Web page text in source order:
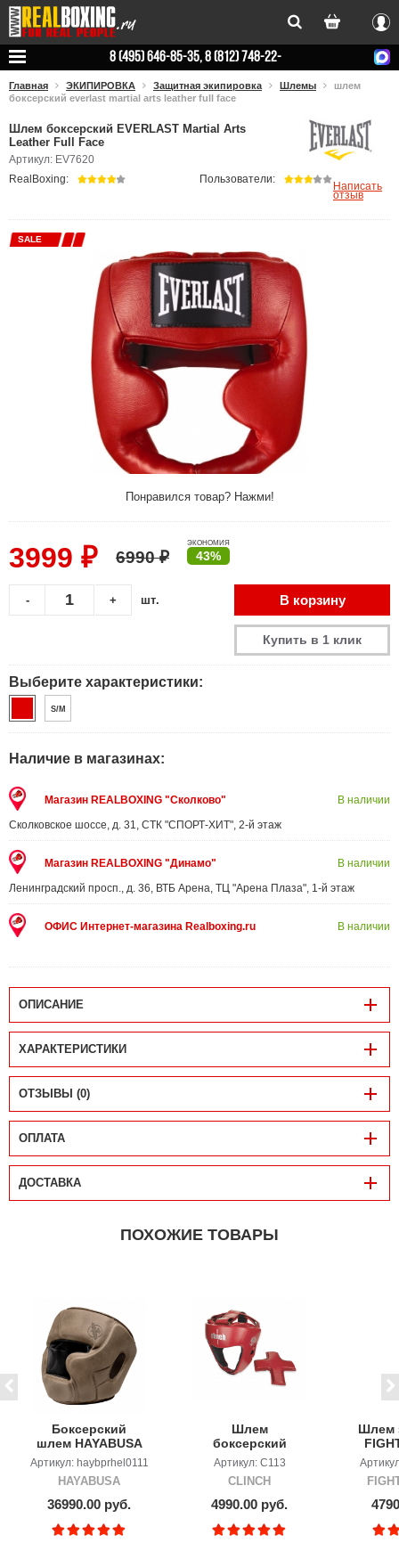
Вход
8 (495) 646-85-35, 8 (812) 748-22-
Главная ЭКИПИРОВКА Защитная экипировка Шлемы
шлем
боксерский everlast martial arts leather full face
Шлем боксерский EVERLAST Martial Arts
Leather Full Face
Артикул: EV7620
SALE
Понравился товар? Нажми!
RealBoxing: Пользователи:
Написать
отзыв
3999 ₽ 6990 ₽
ЭКОНОМИЯ
43%
+
- шт. В корзину
Купить в 1 клик
Выберите характеристики:
S/M
Наличие в магазинах:
Магазин REALBOXING "Сколково"
Сколковское шоссе, д. 31, СТК "СПОРТ-ХИТ", 2-й этаж
В наличии
Магазин REALBOXING "Динамо"
Ленинградский просп., д. 36, ВТБ Арена, ТЦ "Арена Плаза", 1-й этаж
В наличии
ОФИС Интернет-магазина Realboxing.ru В наличии
ОПИСАНИЕ
ХАРАКТЕРИСТИКИ
ОТЗЫВЫ (0)
ОПЛАТА
ДОСТАВКА
ПОХОЖИЕ ТОВАРЫ
Боксерский
шлем HAYABUSA
T3 LX Vintage
Артикул: haybprhel0111
HAYABUSA
36990.00 руб.
Шлем
боксерский
Clinch Olimp Dual
Артикул: C113
CLINCH
4990.00 руб.
Шлем